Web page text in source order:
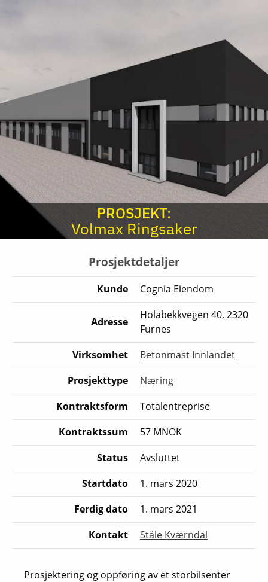
PROSJEKT:
Volmax Ringsaker
Prosjektdetaljer
Kunde Cognia Eiendom
Adresse
Holabekkvegen 40, 2320
Furnes
Virksomhet
Betonmast Innlandet
Prosjekttype
Næring
Kontraktsform
Totalentreprise
Kontraktssum
57 MNOK
Status
Avsluttet
Startdato
1. mars 2020
Ferdig dato
1. mars 2021
Kontakt
Ståle Kværndal
Prosjektering og oppføring av et storbilsenter